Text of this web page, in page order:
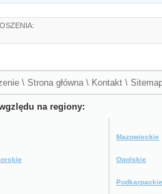
\ Strona główna \ Kontakt \
na regiony:
Mazowieckie
Opolskie
Podkarpackie